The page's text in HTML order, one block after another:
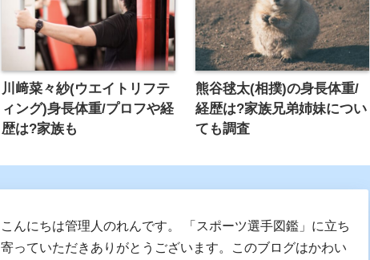
川﨑菜々紗(ウエイトリフテ
ィング)身長体重/プロフや経
歴は?家族も
熊谷毬太(相撲)の身長体重/
経歴は?家族兄弟姉妹につい
ても調査
こんにちは管理人のれんです。 「スポーツ選手図鑑」に立ち
寄っていただきありがとうございます。このブログはかわい